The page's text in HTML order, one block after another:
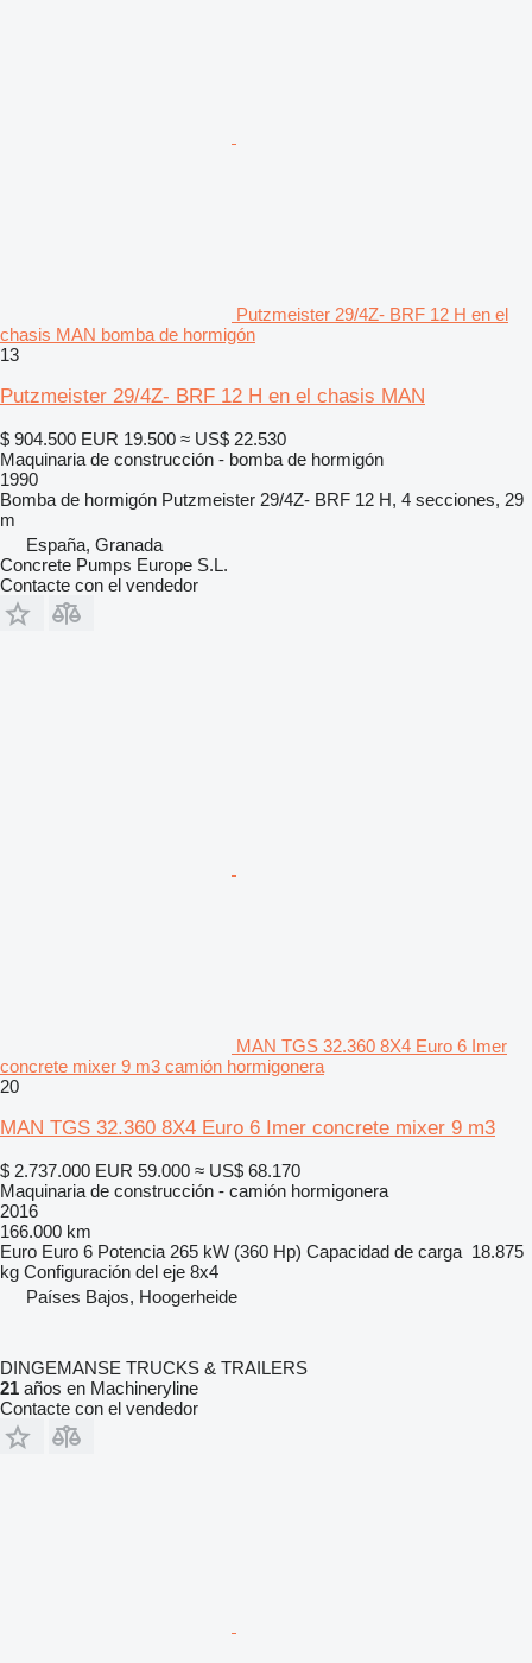
Putzmeister 29/4Z- BRF 12 H en el
chasis MAN bomba de hormigón
13
Putzmeister 29/4Z- BRF 12 H en el chasis MAN
$ 904.500 EUR 19.500 ≈ US$ 22.530
Maquinaria de construcción - bomba de hormigón
1990
Bomba de hormigón Putzmeister 29/4Z- BRF 12 H, 4 secciones, 29
m
España, Granada
Concrete Pumps Europe S.L.
Contacte con el vendedor
MAN TGS 32.360 8X4 Euro 6 Imer
concrete mixer 9 m3 camión hormigonera
20
MAN TGS 32.360 8X4 Euro 6 Imer concrete mixer 9 m3
$ 2.737.000 EUR 59.000 ≈ US$ 68.170
Maquinaria de construcción - camión hormigonera
2016
166.000 km
Euro Euro 6 Potencia 265 kW (360 Hp) Capacidad de carga 18.875
kg Configuración del eje 8x4
Países Bajos, Hoogerheide
DINGEMANSE TRUCKS & TRAILERS
21 años en Machineryline
Contacte con el vendedor